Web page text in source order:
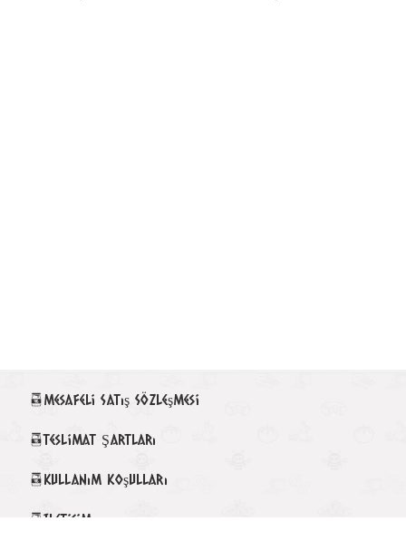
Mesafeli Satış Sözleşmesi
Teslimat Şartları
Kullanım Koşulları
Iletisim